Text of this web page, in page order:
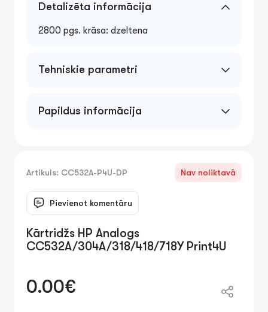
Detalizēta informācija
2800 pgs. krāsa: dzeltena
Tehniskie parametri
Papildus informācija
Artikuls: CC532A-P4U-DP Nav noliktavā
Pievienot komentāru
Kārtridžs HP Analogs
CC532A/304A/318/418/718Y Print4U
0.00€